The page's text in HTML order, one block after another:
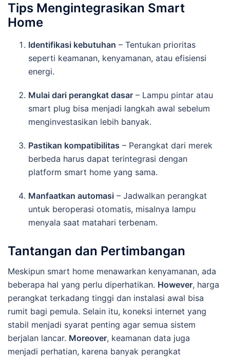
Tips Mengintegrasikan Smart
Home
Identifikasi kebutuhan – Tentukan prioritas
seperti keamanan, kenyamanan, atau efisiensi
energi.
Mulai dari perangkat dasar – Lampu pintar atau
smart plug bisa menjadi langkah awal sebelum
menginvestasikan lebih banyak.
Pastikan kompatibilitas – Perangkat dari merek
berbeda harus dapat terintegrasi dengan
platform smart home yang sama.
Manfaatkan automasi – Jadwalkan perangkat
untuk beroperasi otomatis, misalnya lampu
menyala saat matahari terbenam.
Tantangan dan Pertimbangan
Meskipun smart home menawarkan kenyamanan, ada
beberapa hal yang perlu diperhatikan. However, harga
perangkat terkadang tinggi dan instalasi awal bisa
rumit bagi pemula. Selain itu, koneksi internet yang
stabil menjadi syarat penting agar semua sistem
berjalan lancar. Moreover, keamanan data juga
menjadi perhatian, karena banyak perangkat